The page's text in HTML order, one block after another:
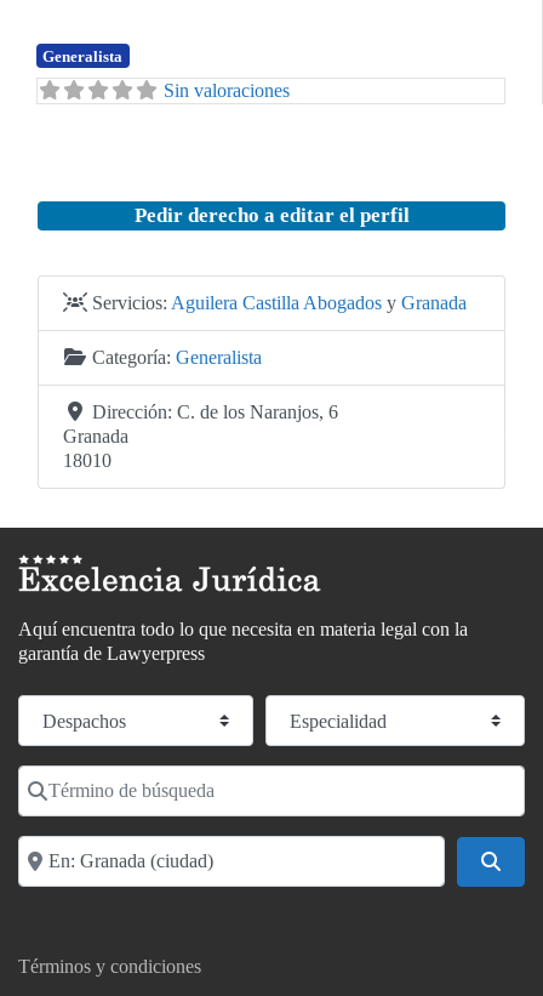
Generalista
Sin valoraciones
Pedir derecho a editar el perfil
Servicios: Aguilera Castilla Abogados y Granada
Categoría: Generalista
Dirección: C. de los Naranjos, 6
Granada
18010
Aquí encuentra todo lo que necesita en materia legal con la
garantía de Lawyerpress
Seleccionar el formulario de búsquedaEspecialidad
Término de búsqueda
Localidad o código postal
Términos y condiciones